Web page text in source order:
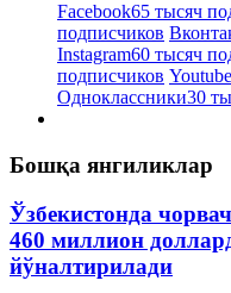
Facebook65 тысяч
подписчиков
Instagram60 тысяч
подписчиков Youtube
Одноклассники30
Бошқа янгиликлар
Ўзбекистонда
460 миллион
йўналтирилади